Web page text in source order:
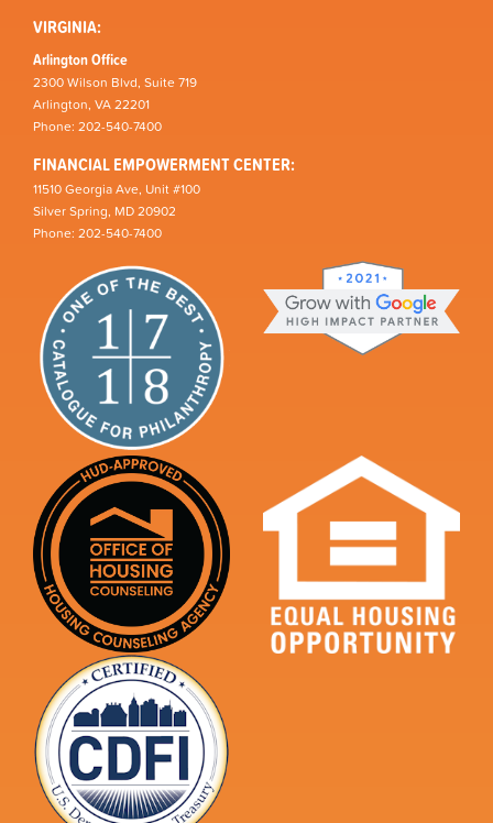
VIRGINIA:
Arlington Office
2300 Wilson Blvd, Suite 719
Arlington, VA 22201
Phone: 202-540-7400
FINANCIAL EMPOWERMENT CENTER:
11510 Georgia Ave, Unit #100
Silver Spring, MD 20902
Phone: 202-540-7400